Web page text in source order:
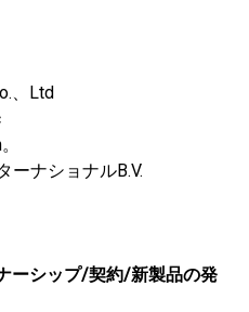
、Ltd
ーナショナルB.V.
ーシップ/契約/新製品の発